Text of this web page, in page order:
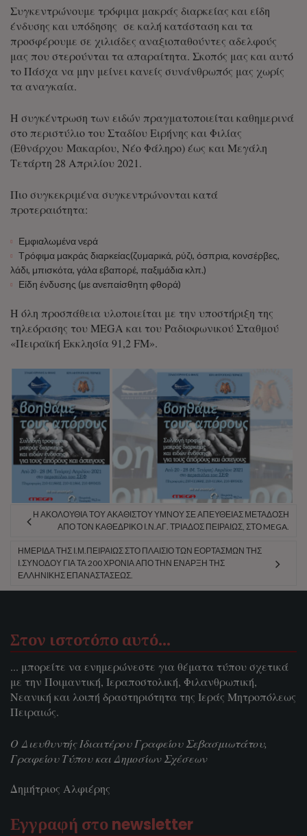
Συγκεντρώνουμε τρόφιμα μακράς διαρκείας και είδη
ένδυσης και υπόδησης σε καλή κατάσταση και τα
προσφέρουμε σε χιλιάδες αναξιοπαθούντες αδελφούς
μας που στερούνται τα απαραίτητα. Σκοπός μας και αυτό
το Πάσχα να μην μείνει κανείς συνάνθρωπός μας χωρίς
τα αναγκαία.
Η συγκέντρωση των ειδών πραγματοποιείται καθημερινά
στο περιστύλιο του Σταδίου Ειρήνης και Φιλίας
(Εθνάρχου Μακαρίου, Νέο Φάληρο) έως και Μεγάλη
Τετάρτη 28 Απριλίου 2021.
Πιο συγκεκριμένα συγκεντρώνονται κατά
προτεραιότητα:
Εμφιαλωμένα νερά
Τρόφιμα μακράς διαρκείας(ζυμαρικά, ρύζι, όσπρια, κονσέρβες,
λάδι, μπισκότα, γάλα εβαπορέ, παξιμάδια κλπ.)
Είδη ένδυσης (με ανεπαίσθητη φθορά)
Η όλη προσπάθεια υλοποιείται με την υποστήριξη της
τηλεόρασης του MEGA και του Ραδιοφωνικού Σταθμού
«Πειραϊκή Εκκλησία 91,2 FM».
Η ΑΚΟΛΟΥΘΊΑ ΤΟΥ ΑΚΑΘΊΣΤΟΥ ΎΜΝΟΥ ΣΕ ΑΠΕΥΘΕΊΑΣ ΜΕΤΆΔΟΣΗ
ΑΠΌ ΤΟΝ ΚΑΘΕΔΡΙΚΌ Ι.Ν.ΑΓ. ΤΡΙΆΔΟΣ ΠΕΙΡΑΙΏΣ, ΣΤΟ MEGA.
ΗΜΕΡΊΔΑ ΤΗΣ Ι.Μ.ΠΕΙΡΑΙΏΣ ΣΤΟ ΠΛΑΊΣΙΟ ΤΩΝ ΕΟΡΤΑΣΜΏΝ ΤΗΣ
Ι.ΣΥΝΌΔΟΥ ΓΙΑ ΤΑ 200 ΧΡΌΝΙΑ ΑΠΌ ΤΗΝ ΈΝΑΡΞΗ ΤΗΣ
ΕΛΛΗΝΙΚΉΣ ΕΠΑΝΑΣΤΆΣΕΩΣ.
Στον ιστοτόπο αυτό…
... μπορείτε να ενημερώνεστε για θέματα τύπου σχετικά
με την Ποιμαντική, Ιεραποστολική, Φιλανθρωπική,
Νεανική και λοιπή δραστηριότητα της Ιεράς Μητροπόλεως
Πειραιώς.
Ο Διευθυντής Ιδιαιτέρου Γραφείου Σεβασμιωτάτου,
Γραφείου Τύπου και Δημοσίων Σχέσεων
Δημήτριος Αλφιέρης
Εγγραφή στο newsletter